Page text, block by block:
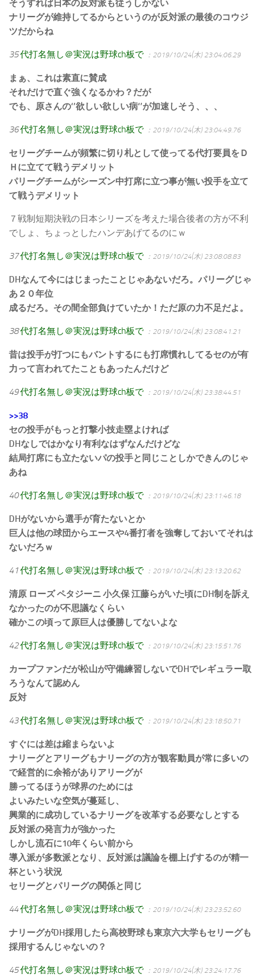
そうすれば日本の反対派も従うしかない
ナリーグが維持してるからというのが反対派の最後のコウジ
ツだからね
35代打名無し＠実況は野球ch板で ：2019/10/24(木) 23:04:06.29
まぁ、これは素直に賛成
それだけで直ぐ強くなるかわ？だが
でも、原さんの‘’欲しい欲しい病‘’が加速しそう、、、
36代打名無し＠実況は野球ch板で ：2019/10/24(木) 23:04:49.76
セリーグチームが頻繁に切り札として使ってる代打要員をＤ
Ｈに立てて戦うデメリット
パリーグチームがシーズン中打席に立つ事が無い投手を立て
て戦うデメリット
７戦制短期決戦の日本シリーズを考えた場合後者の方が不利
でしょ、ちょっとしたハンデあげてるのにｗ
37代打名無し＠実況は野球ch板で ：2019/10/24(木) 23:08:08.83
DHなんて今にはじまったことじゃあないだろ。パリーグじゃ
あ２０年位
成るだろ。その間全部負けていたか！ただ原の力不足だよ。
38代打名無し＠実況は野球ch板で ：2019/10/24(木) 23:08:41.21
昔は投手が打つにもバントするにも打席慣れしてるセのが有
力って言われてたこともあったんだけど
49代打名無し＠実況は野球ch板で ：2019/10/24(木) 23:38:44.51
>>38
セの投手がもっと打撃小技走塁よければ
DHなしではかなり有利なはずなんだけどな
結局打席にも立たないパの投手と同じことしかできんのじゃ
あね
40代打名無し＠実況は野球ch板で ：2019/10/24(木) 23:11:46.18
DHがないから選手が育たないとか
巨人は他の球団からエースや4番打者を強奪しておいてそれは
ないだろｗ
41代打名無し＠実況は野球ch板で ：2019/10/24(木) 23:13:20.62
清原 ローズ ペタジーニ 小久保 江藤らがいた頃にDH制を訴え
なかったのが不思議なくらい
確かこの頃って原巨人は優勝してないよな
42代打名無し＠実況は野球ch板で ：2019/10/24(木) 23:15:51.76
カープファンだが松山が守備練習しないでDHでレギュラー取
ろうなんて認めん
反対
43代打名無し＠実況は野球ch板で ：2019/10/24(木) 23:18:50.71
すぐには差は縮まらないよ
ナリーグとアリーグもナリーグの方が観客動員が常に多いの
で経営的に余裕がありアリーグが
勝ってるほうが球界のためには
よいみたいな空気が蔓延し、
興業的に成功しているナリーグを改革する必要なしとする
反対派の発言力が強かった
しかし流石に10年くらい前から
導入派が多数派となり、反対派は議論を棚上げするのが精一
杯という状況
セリーグとパリーグの関係と同じ
44代打名無し＠実況は野球ch板で ：2019/10/24(木) 23:23:52.60
ナリーグがDH採用したら高校野球も東京六大学もセリーグも
採用するんじゃないの？
45代打名無し＠実況は野球ch板で ：2019/10/24(木) 23:24:17.76